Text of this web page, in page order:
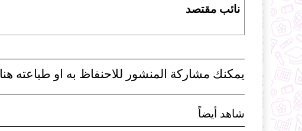
نائب مقتصد
يمكنك مشاركة المنشور للاحنفاظ به او طباعته هنا
شاهد أيضاً